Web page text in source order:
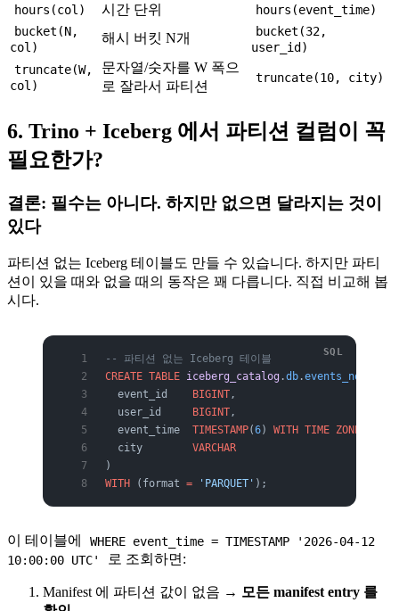
hours(col)
시간 단위
hours(event_time)
bucket(N,
col)
해시 버킷 N개
bucket(32,
user_id)
truncate(W,
col)
문자열/숫자를 W 폭으
로 잘라서 파티션
truncate(10, city)
6. Trino + Iceberg 에서 파티션 컬럼이 꼭
필요한가?
결론: 필수는 아니다. 하지만 없으면 달라지는 것이
있다
파티션 없는 Iceberg 테이블도 만들 수 있습니다. 하지만 파티
션이 있을 때와 없을 때의 동작은 꽤 다릅니다. 직접 비교해 봅
시다.
-- 파티션 없는 Iceberg 테이블
CREATE TABLE iceberg_catalog .db .
  event_id
BIGINT,
  user_id
BIGINT,
  event_time
TIMESTAMP(6) WITH TIME ZONE
  city
VARCHAR
)
WITH (format = 'PARQUET' );
이 테이블에
WHERE event_time = TIMESTAMP '2026-04-12
10:00:00 UTC'
로 조회하면:
Manifest 에 파티션 값이 없음 → 모든 manifest entry 를